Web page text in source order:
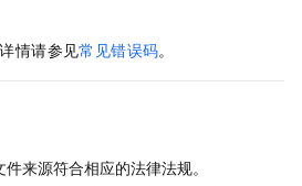
情请参见常见错误码。
来源符合相应的法律法规。